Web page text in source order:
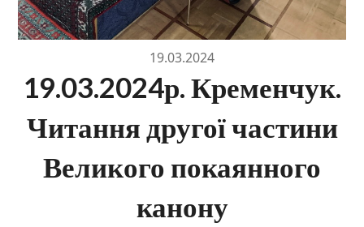
19.03.2024
19.03.2024р. Кременчук.
Читання другої частини
Великого покаянного
канону